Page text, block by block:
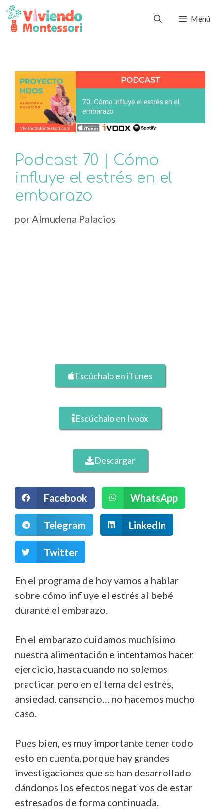
Menú
Podcast 70 | Cómo
influye el estrés en el
embarazo
por Almudena Palacios
Escúchalo en iTunes
Escúchalo en Ivoox
Descargar
Facebook WhatsApp
Telegram LinkedIn
Twitter
En el programa de hoy vamos a hablar
sobre cómo influye el estrés al bebé
durante el embarazo.
En el embarazo cuidamos muchísimo
nuestra alimentación e intentamos hacer
ejercicio, hasta cuando no solemos
practicar, pero en el tema del estrés,
ansiedad, cansancio… no hacemos mucho
caso.
Pues bien, es muy importante tener todo
esto en cuenta, porque hay grandes
investigaciones que se han desarrollado
dándonos los efectos negativos de estar
estresados de forma continuada.